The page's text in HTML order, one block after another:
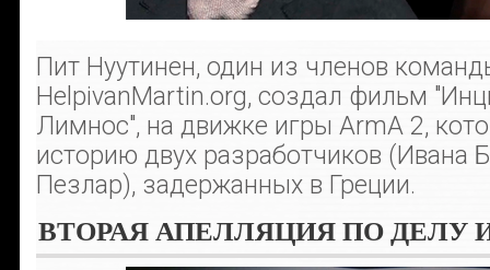
Пит Нуутинен, один из членов
HelpivanMartin.org, создал фильм
Лимнос", на движке игры ArmA 2,
историю двух разработчиков (Ивана
Пезлар), задержанных в Греции.
ВТОРАЯ АПЕЛЛЯЦИЯ ПО ДЕЛУ